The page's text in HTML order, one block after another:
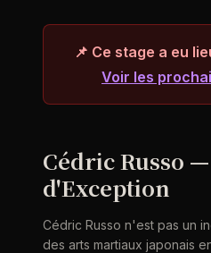
📌 Ce stage a eu
Voir les
Cédric Russo
d'Exception
Cédric Russo n'est pas un
des arts martiaux japonais